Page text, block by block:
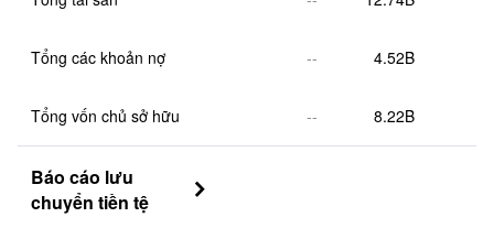
Tổng các khoản nợ -- 4.52B
Tổng vốn chủ sở hữu -- 8.22B
Báo cáo lưu
chuyển tiền tệ
